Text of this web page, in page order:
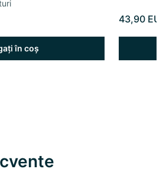
în coș
43,90 EUR